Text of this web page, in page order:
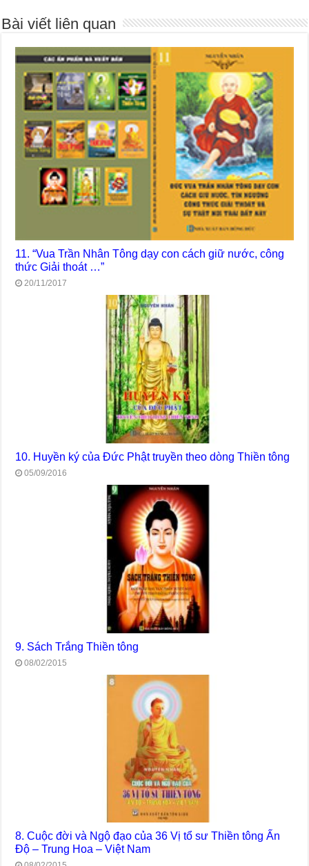
Bài viết liên quan
11. “Vua Trần Nhân Tông dạy con cách giữ nước, công
thức Giải thoát …”
20/11/2017
10. Huyền ký của Đức Phật truyền theo dòng Thiền tông
05/09/2016
9. Sách Trắng Thiền tông
08/02/2015
8. Cuộc đời và Ngộ đạo của 36 Vị tổ sư Thiền tông Ấn
Độ – Trung Hoa – Việt Nam